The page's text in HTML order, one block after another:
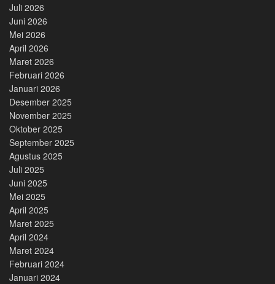
Juli 2026
Juni 2026
Mei 2026
April 2026
Maret 2026
Februari 2026
Januari 2026
Desember 2025
November 2025
Oktober 2025
September 2025
Agustus 2025
Juli 2025
Juni 2025
Mei 2025
April 2025
Maret 2025
April 2024
Maret 2024
Februari 2024
Januari 2024